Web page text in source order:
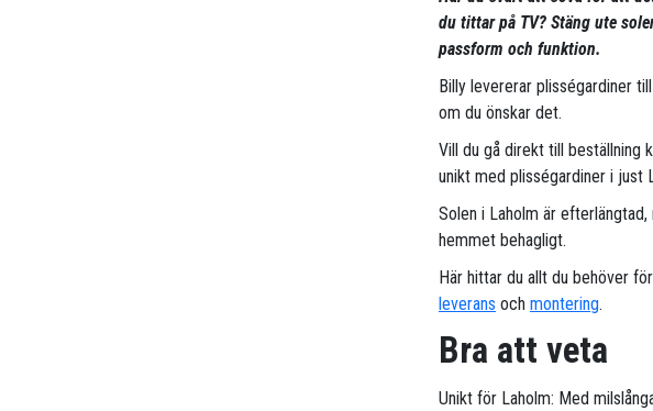
du tittar på TV? Stäng ute
passform och funktion.
Billy levererar plisségardiner
om du önskar det.
Vill du gå direkt till beställning
unikt med plisségardiner i just
Solen i Laholm är
hemmet behagligt.
Här hittar du allt du behöver
leverans och montering.
Bra att veta
Unikt för Laholm: Med